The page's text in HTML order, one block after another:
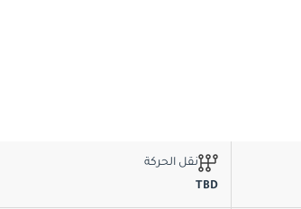
نقل الحركة
TBD